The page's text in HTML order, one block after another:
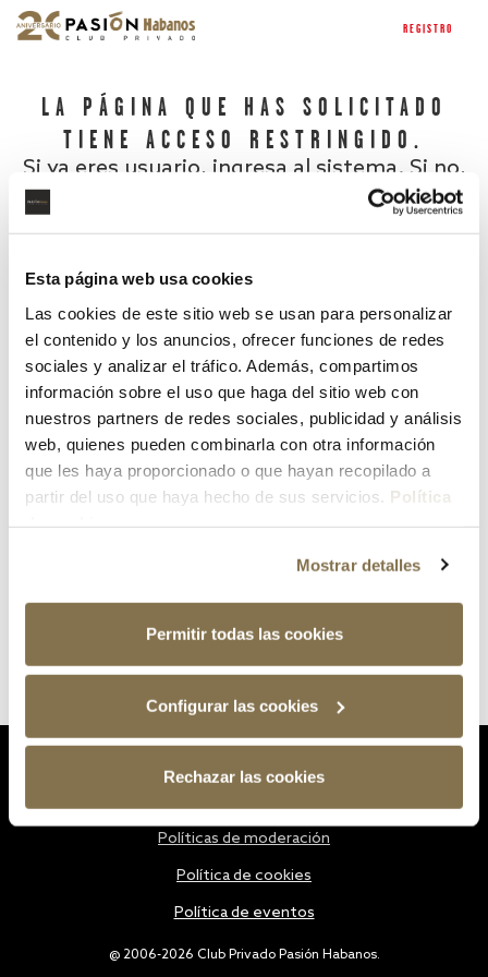
Esta página web usa cookies
Las cookies de este sitio web se usan para personalizar
el contenido y los anuncios, ofrecer funciones de redes
sociales y analizar el tráfico. Además, compartimos
información sobre el uso que haga del sitio web con
nuestros partners de redes sociales, publicidad y análisis
web, quienes pueden combinarla con otra información
que les haya proporcionado o que hayan recopilado a
partir del uso que haya hecho de sus servicios. Política
Mostrar detalles
Permitir todas las cookies
Configurar las cookies
Rechazar las cookies
REGISTRO
LA PÁGINA QUE HAS SOLICITADO
TIENE ACCESO RESTRINGIDO.
Si ya eres usuario, ingresa al sistema. Si no,
¿Has olvidado tu contraseña?
@ 2006-2026 Club Privado Pasión Habanos.
Políticas de moderación
Política de cookies
Política de eventos